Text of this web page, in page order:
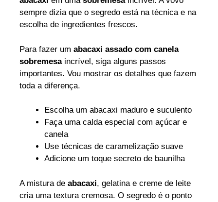
sempre dizia que o segredo está na técnica e na
escolha de ingredientes frescos.
Para fazer um abacaxi assado com canela
sobremesaincrível, siga alguns passos
importantes. Vou mostrar os detalhes que fazem
toda a diferença.
Escolha um abacaxi maduro e suculento
Faça uma calda especial com açúcar e
canela
Use técnicas de caramelização suave
Adicione um toque secreto de baunilha
A mistura de abacaxi, gelatina e creme de leite
cria uma textura cremosa. O segredo é o ponto